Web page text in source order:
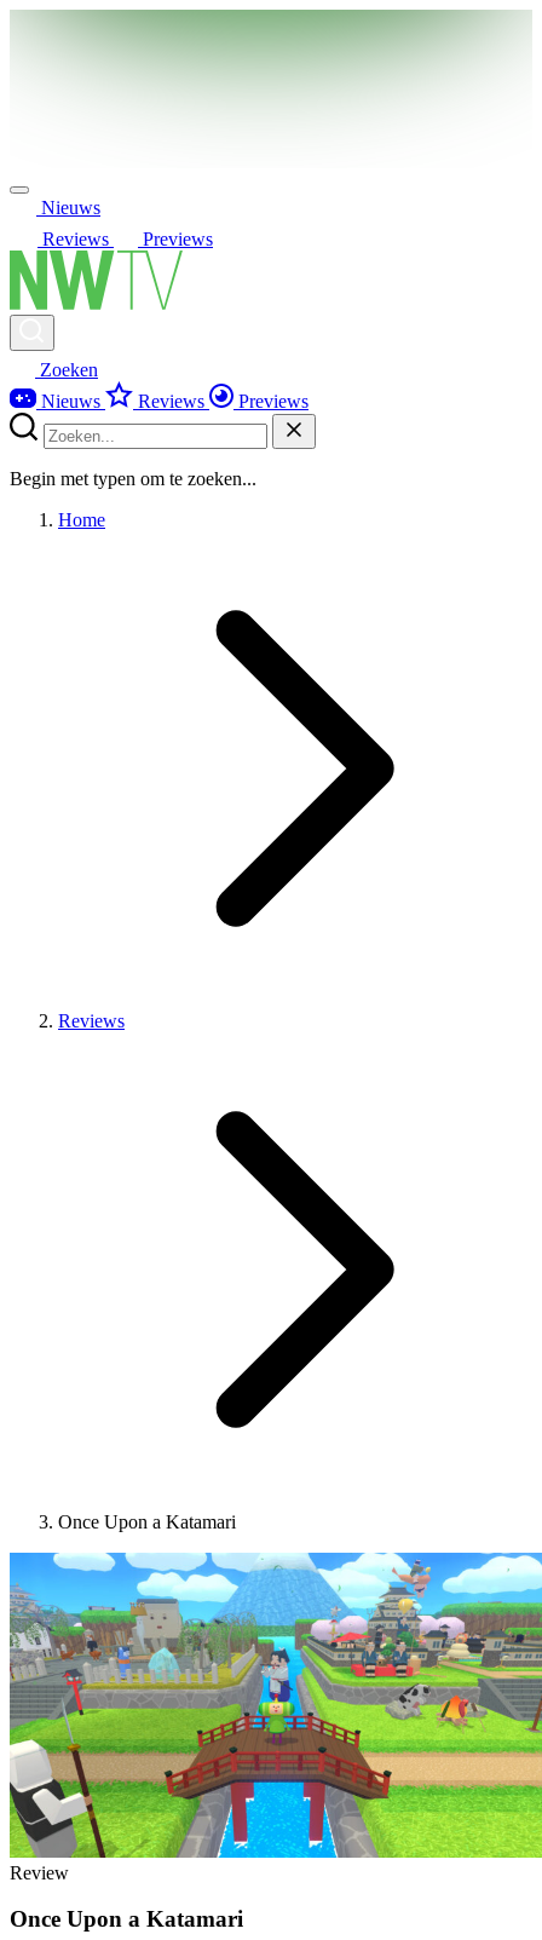
Nieuws
Reviews
Previews
Zoeken
Nieuws
Reviews Previews
Begin met typen om te zoeken...
Home
Reviews
Once Upon a Katamari
Review
Once Upon a Katamari